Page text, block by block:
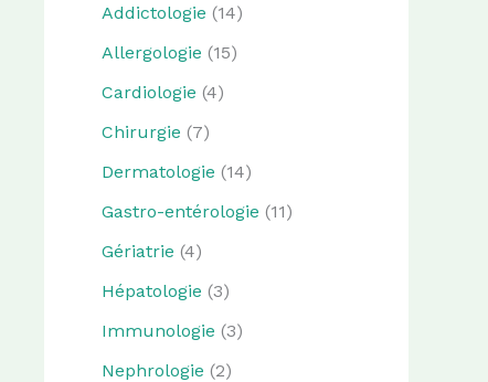
Addictologie (14)
Allergologie (15)
Cardiologie (4)
Chirurgie (7)
Dermatologie (14)
Gastro-entérologie (11)
Gériatrie (4)
Hépatologie (3)
Immunologie (3)
Nephrologie (2)